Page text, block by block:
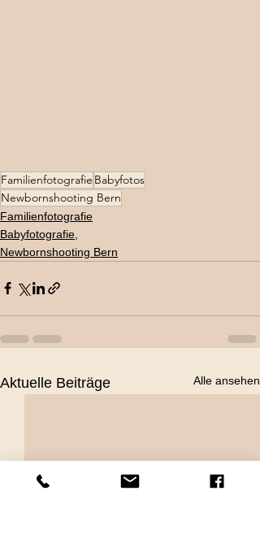
Familienfotografie Babyfotos
Newbornshooting Bern
Familienfotografie
Babyfotografie,
Newbornshooting Bern
Aktuelle Beiträge Alle ansehen